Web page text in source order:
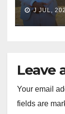
J JUL,
Leave
Your email
fields are